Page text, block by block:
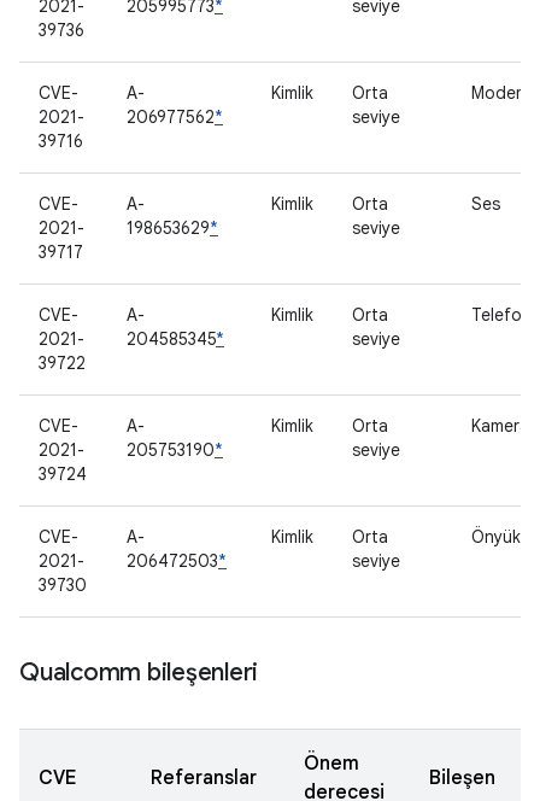
2021-
39736
205995773*
seviye
CVE-
2021-
39716
A-
206977562*
Kimlik
Orta
seviye
Modem
CVE-
2021-
39717
A-
198653629*
Kimlik
Orta
seviye
Ses
CVE-
2021-
39722
A-
204585345*
Kimlik
Orta
seviye
Telefon
CVE-
2021-
39724
A-
205753190*
Kimlik
Orta
seviye
Kamera
CVE-
2021-
39730
A-
206472503*
Kimlik
Orta
seviye
Qualcomm bileşenleri
CVE Referanslar
Önem
derecesi
Bileşen